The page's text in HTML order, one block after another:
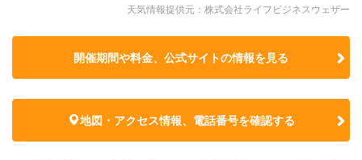
天気情報提供元：株式会社ライフビジネスウェザー
開催期間や料金、公式サイトの情報を見る
地図・アクセス情報、電話番号を確認する